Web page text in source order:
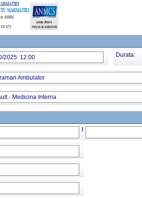
2025 12:00 Durata:
Ambulator
- Medicina Interna
/